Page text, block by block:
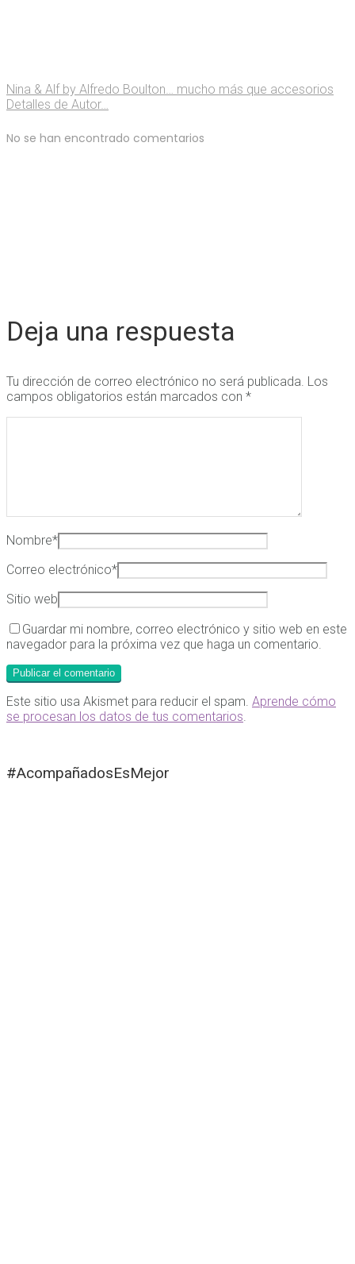
Nina & Alf by Alfredo Boulton… mucho más que accesorios
Detalles de Autor…
No se han encontrado comentarios
Deja una respuesta
Tu dirección de correo electrónico no será publicada. Los
campos obligatorios están marcados con *
Nombre*
Correo electrónico*
Sitio web
Guardar mi nombre, correo electrónico y sitio web en este
navegador para la próxima vez que haga un comentario.
Este sitio usa Akismet para reducir el spam. Aprende cómo
se procesan los datos de tus comentarios
#AcompañadosEsMejor